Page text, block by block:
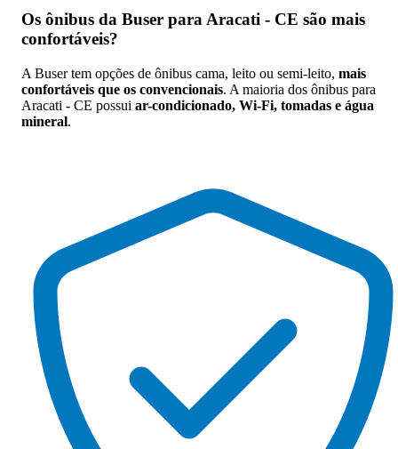
Os ônibus da Buser para Aracati - CE são mais
confortáveis?
A Buser tem opções de ônibus cama, leito ou semi-leito, mais
confortáveis que os convencionais. A maioria dos ônibus para
Aracati - CE possui ar-condicionado, Wi-Fi, tomadas e água
mineral.